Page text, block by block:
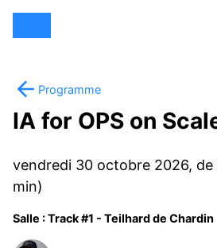
Programme
IA for OPS on
vendredi 30 octobre 2026,
min)
Salle : Track #1 - Teilhard de Chardin